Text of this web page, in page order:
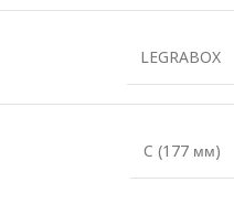
LEGRABOX
C (177 мм)